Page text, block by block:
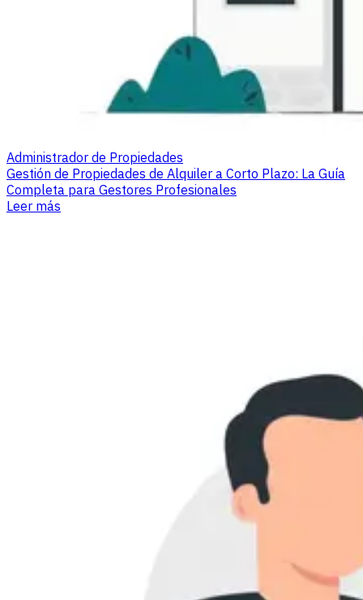
Administrador de Propiedades
Gestión de Propiedades de Alquiler a Corto Plazo: La Guía
Completa para Gestores Profesionales
Leer más